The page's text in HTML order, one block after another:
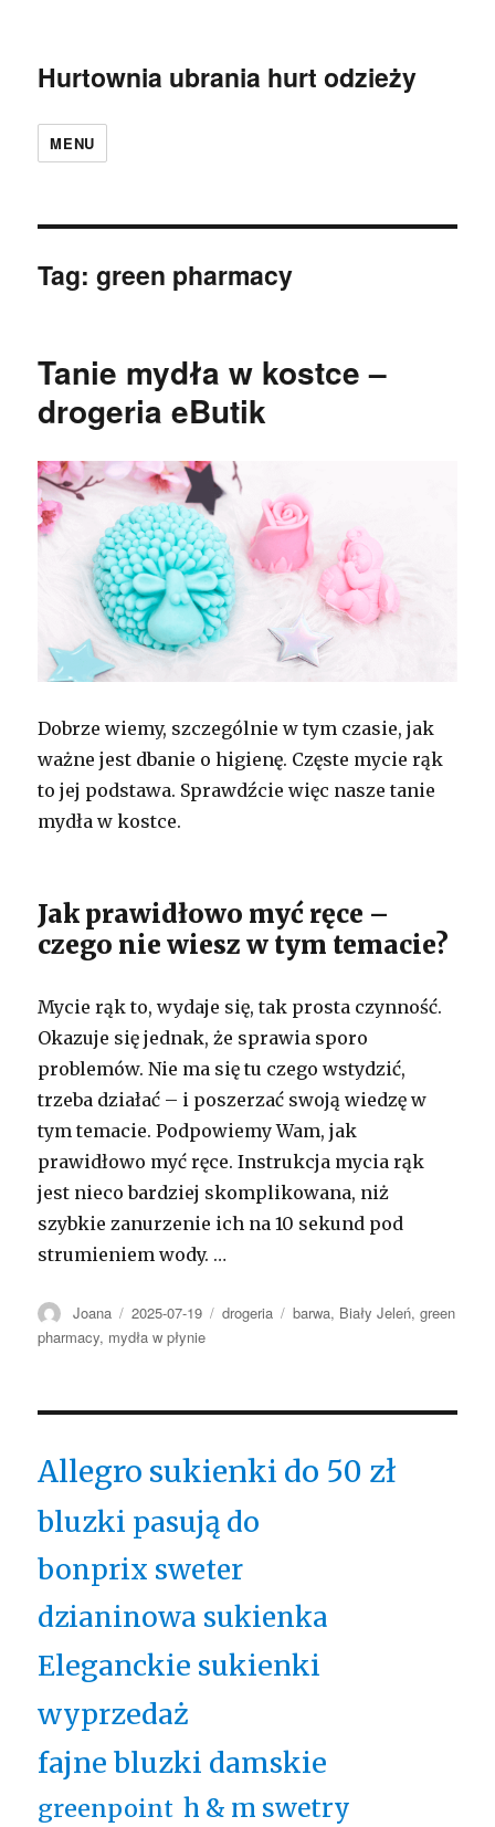
Hurtownia ubrania hurt odzieży
MENU
Tag:green pharmacy
Tanie mydła w kostce –
drogeria eButik
Dobrze wiemy, szczególnie w tym czasie, jak
ważne jest dbanie o higienę. Częste mycie rąk
to jej podstawa. Sprawdźcie więc nasze tanie
mydła w kostce.
Jak prawidłowo myć ręce –
czego nie wiesz w tym temacie?
Mycie rąk to, wydaje się, tak prosta czynność.
Okazuje się jednak, że sprawia sporo
problemów. Nie ma się tu czego wstydzić,
trzeba działać – i poszerzać swoją wiedzę w
tym temacie. Podpowiemy Wam, jak
prawidłowo myć ręce. Instrukcja mycia rąk
jest nieco bardziej skomplikowana, niż
szybkie zanurzenie ich na 10 sekund pod
strumieniem wody. …
Autor
Joana Opublikowano
2025-07-19 Kategorie
drogeria Tagi
barwa, Biały Jeleń,green
pharmacy, mydła w płynie
Allegro sukienki do 50 zł
bluzki pasują do
bonprix sweter
dzianinowa sukienka
Eleganckie sukienki
wyprzedaż
fajne bluzki damskie
greenpoint h & m swetry